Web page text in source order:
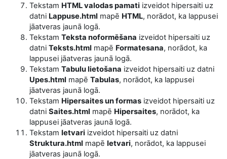
Tekstam HTML valodas pamati izveidot hipersaiti uz
datni Lappuse.html mapē HTML, norādot, ka lappusei
jāatveras jaunā logā.
Tekstam Teksta noformēšana izveidot hipersaiti uz
datni Teksts.html mapē Formatesana, norādot, ka
lappusei jāatveras jaunā logā.
Tekstam Tabulu lietošana izveidot hipersaiti uz datni
Upes.html mapē Tabulas, norādot, ka lappusei
jāatveras jaunā logā.
Tekstam Hipersaites un formas izveidot hipersaiti uz
datni Saites.html mapē Hipersaites, norādot, ka
lappusei jāatveras jaunā logā.
Tekstam Ietvari izveidot hipersaiti uz datni
Struktura.html mapē Ietvari, norādot, ka lappusei
jāatveras jaunā logā.